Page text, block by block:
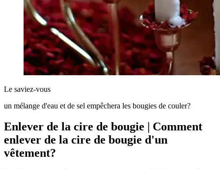
Le saviez-vous
un mélange d'eau et de sel empêchera les bougies de couler?
Enlever de la cire de bougie | Comment
enlever de la cire de bougie d'un
vêtement?